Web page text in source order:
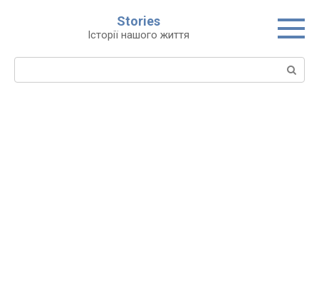
Stories
Історії нашого життя
Пошук: